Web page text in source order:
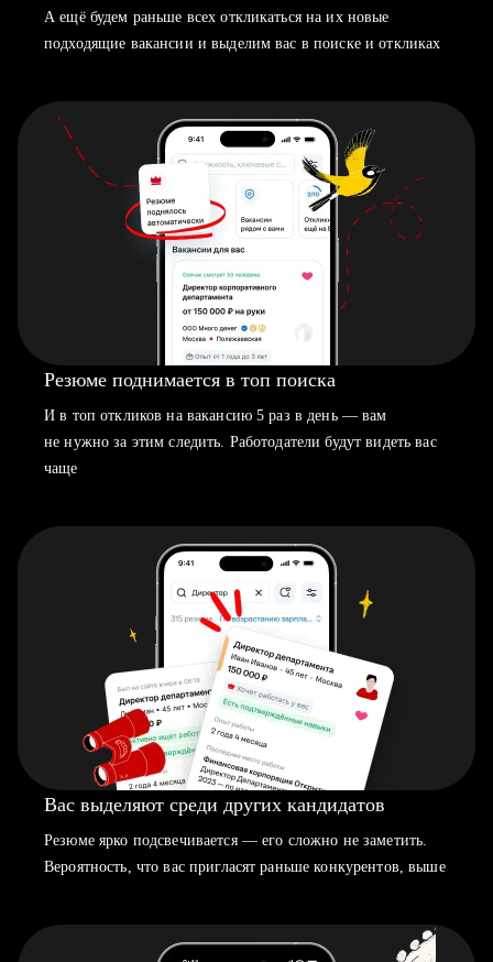
А ещё будем раньше всех откликаться на их новые
подходящие вакансии и выделим вас в поиске и откликах
Резюме поднимается в топ поиска
И в топ откликов на вакансию 5 раз в день — вам
не нужно за этим следить. Работодатели будут видеть вас
чаще
Вас выделяют среди других кандидатов
Резюме ярко подсвечивается — его сложно не заметить.
Вероятность, что вас пригласят раньше конкурентов, выше